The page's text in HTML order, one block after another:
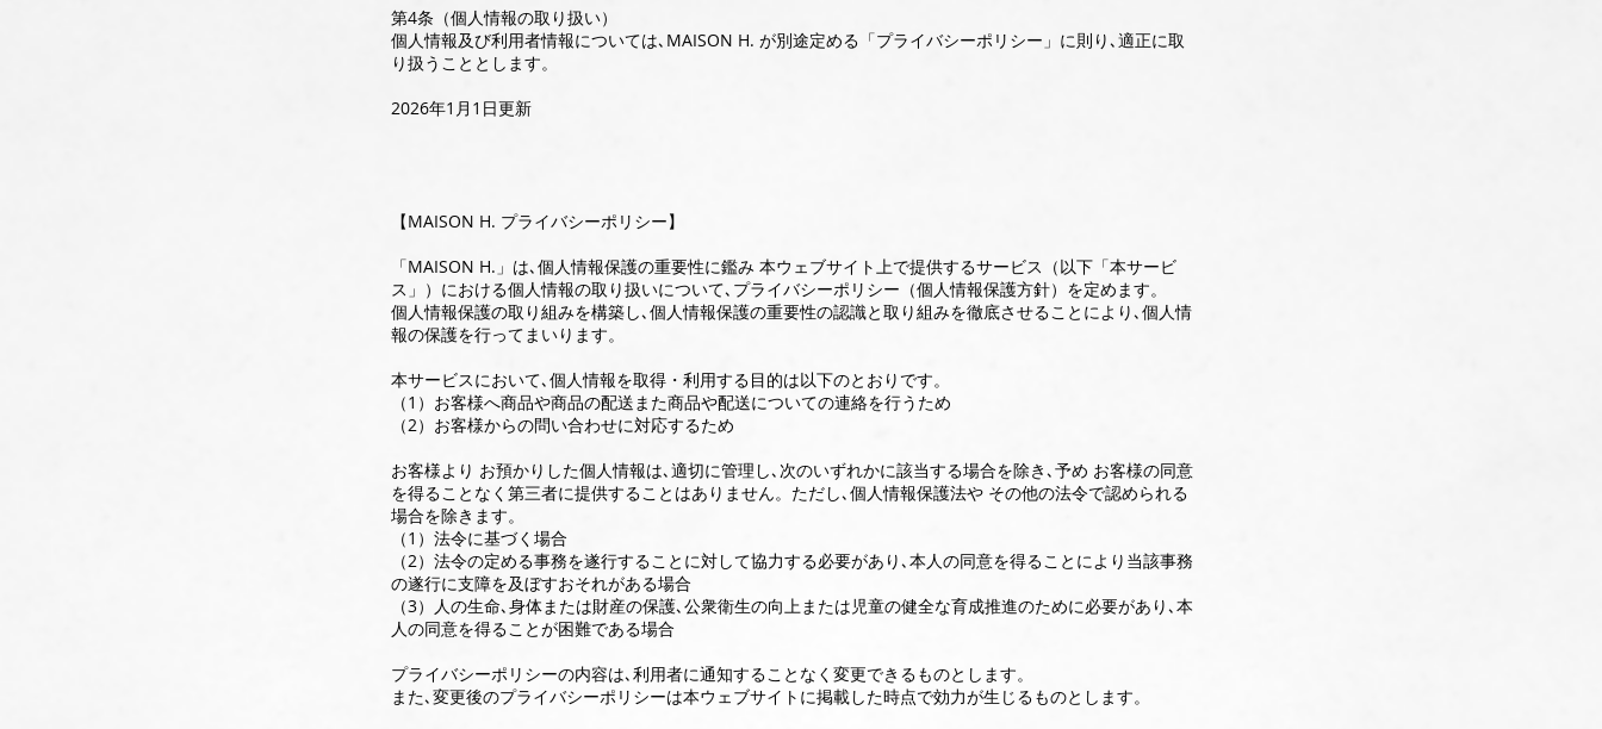
第4条（個人情報の取り扱い）
個人情報及び利用者情報については､MAISON H. が別途定める「プライバシーポリシー」に則り､適正に取
り扱うこととします。
2026年1月1日更新
【MAISON H. プライバシーポリシー】
「MAISON H.」は､個人情報保護の重要性に鑑み 本ウェブサイト上で提供するサービス（以下「本サービ
ス」）における個人情報の取り扱いについて､プライバシーポリシー（個人情報保護方針）を定めます。
個人情報保護の取り組みを構築し､個人情報保護の重要性の認識と取り組みを徹底させることにより､個人情
報の保護を行ってまいります。
本サービスにおいて､個人情報を取得・利用する目的は以下のとおりです。
（1）お客様へ商品や商品の配送また商品や配送についての連絡を行うため
（2）お客様からの問い合わせに対応するため
お客様より お預かりした個人情報は､適切に管理し､次のいずれかに該当する場合を除き､予め お客様の同意
を得ることなく第三者に提供することはありません。ただし､個人情報保護法や その他の法令で認められる
場合を除きます。
（1）法令に基づく場合
（2）法令の定める事務を遂行することに対して協力する必要があり､本人の同意を得ることにより当該事務
の遂行に支障を及ぼすおそれがある場合
（3）人の生命､身体または財産の保護､公衆衛生の向上または児童の健全な育成推進のために必要があり､本
人の同意を得ることが困難である場合
プライバシーポリシーの内容は､利用者に通知することなく変更できるものとします。
また､変更後のプライバシーポリシーは本ウェブサイトに掲載した時点で効力が生じるものとします。